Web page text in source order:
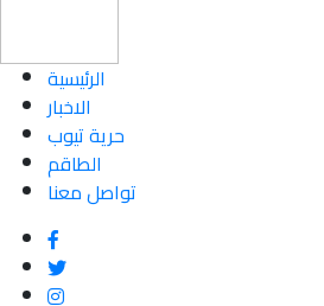
الرئيسية
الاخبار
حرية تيوب
الطاقم
تواصل معنا